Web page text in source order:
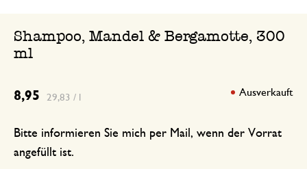
Shampoo, Mandel & Bergamotte, 300
ml
8,95 29,83 / l
Bitte informieren Sie mich per Mail, wenn der Vorrat
angefüllt ist.
Ausverkauft